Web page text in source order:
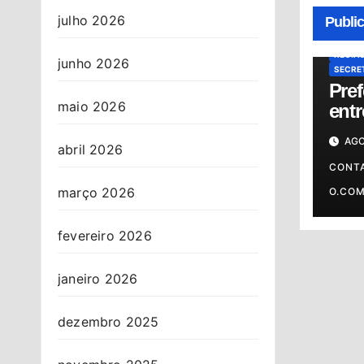
julho 2026
junho 2026
maio 2026
abril 2026
março 2026
fevereiro 2026
janeiro 2026
dezembro 2025
PS
da
O.COM